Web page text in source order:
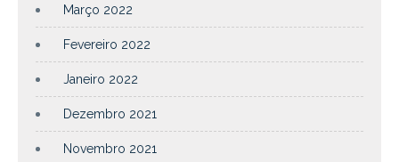
Março 2022
Fevereiro 2022
Janeiro 2022
Dezembro 2021
Novembro 2021